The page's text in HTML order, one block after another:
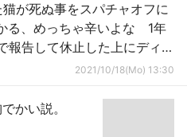
が死ぬ事をスパチャオフに
る、めっちゃ辛いよな 1年
報告して休止した上にディズ
2021/10/18(Mo) 13:30
かい説。